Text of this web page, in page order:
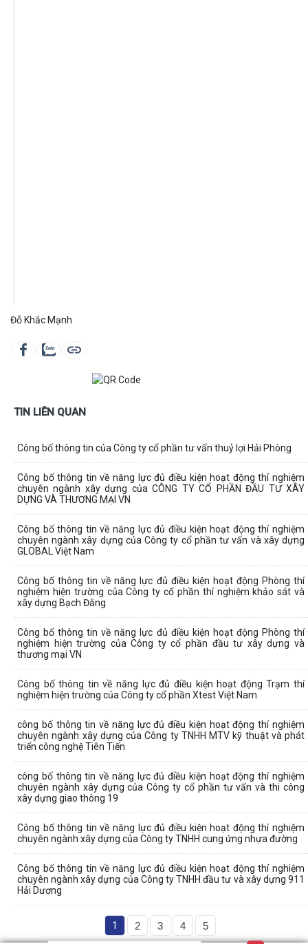
Đỗ Khắc Mạnh
TIN LIÊN QUAN
Công bố thông tin của Công ty cổ phần tư vấn thuỷ lợi Hải Phòng
Công bố thông tin về năng lực đủ điều kiện hoạt động thí nghiệm
chuyên ngành xây dựng của CÔNG TY CỔ PHẦN ĐẦU TƯ XÂY
DỰNG VÀ THƯƠNG MẠI VN
Công bố thông tin về năng lực đủ điều kiện hoạt động thí nghiệm
chuyên ngành xây dựng của Công ty cổ phần tư vấn và xây dựng
GLOBAL Việt Nam
Công bố thông tin về năng lực đủ điều kiện hoạt động Phòng thí
nghiệm hiện trường của Công ty cổ phần thí nghiệm khảo sát và
xây dựng Bạch Đằng
Công bố thông tin về năng lực đủ điều kiện hoạt động Phòng thí
nghiệm hiện trường của Công ty cổ phần đầu tư xây dựng và
thương mại VN
Công bố thông tin về năng lực đủ điều kiện hoạt động Trạm thí
nghiệm hiện trường của Công ty cổ phần Xtest Việt Nam
công bố thông tin về năng lực đủ điều kiện hoạt động thí nghiệm
chuyên ngành xây dựng của Công ty TNHH MTV kỹ thuật và phát
triển công nghệ Tiên Tiến
công bố thông tin về năng lực đủ điều kiện hoạt động thí nghiệm
chuyên ngành xây dựng của Công ty cổ phần tư vấn và thi công
xây dựng giao thông 19
Công bố thông tin về năng lực đủ điều kiện hoạt động thí nghiệm
chuyên ngành xây dựng của Công ty TNHH cung ứng nhựa đường
Công bố thông tin về năng lực đủ điều kiện hoạt động thí nghiệm
chuyên ngành xây dựng của Công ty TNHH đầu tư và xây dựng 911
Hải Dương
1 2 3 4 5